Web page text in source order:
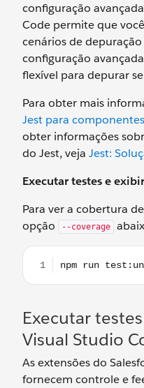
configuração
Code permite que
cenários de
configuração
flexível para depurar
Para obter mais
Jest para
obter informações
do Jest, veja Jest:
Executar testes e
Para ver a cobertura
opção
--coverage
Executar
Visual Studio
As extensões do
fornecem controle e